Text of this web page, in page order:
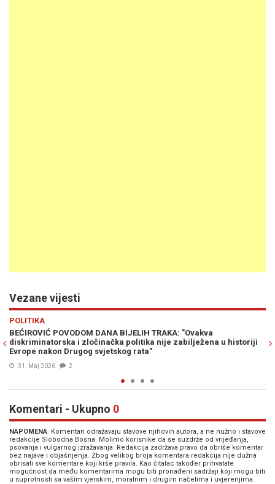
Vezane vijesti
historiji
SJEĆANJE
SJEĆANJE KOJE OPOMINJE: 31. maj i prijedorske bijele
31. Maj 2026 0
Komentari - Ukupno 0
NAPOMENA: Komentari odražavaju stavove njihovih autora, a ne nužno i stavove
redakcije Slobodna Bosna. Molimo korisnike da se suzdrže od vrijeđanja,
psovanja i vulgarnog izražavanja. Redakcija zadržava pravo da obriše komentar
bez najave i objašnjenja. Zbog velikog broja komentara redakcija nije dužna
obrisati sve komentare koji krše pravila. Kao čitalac također prihvatate
mogućnost da među komentarima mogu biti pronađeni sadržaji koji mogu biti
u suprotnosti sa vašim vjerskim, moralnim i drugim načelima i uvjerenjima.